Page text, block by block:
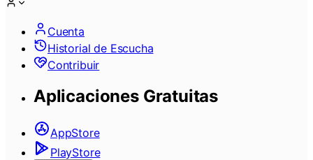
Cuenta
Historial de Escucha
Contribuir
Aplicaciones Gratuitas
AppStore
PlayStore